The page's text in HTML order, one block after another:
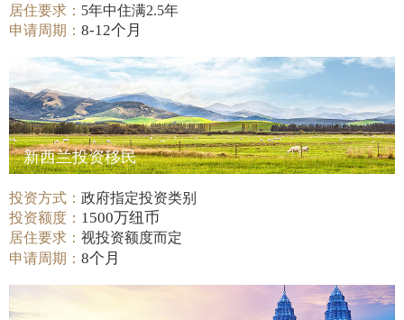
居住要求： 5年中住满2.5年
申请周期：8-12个月
新西兰投资移民
投资方式：政府指定投资类别
投资额度： 1500万纽币
居住要求：视投资额度而定
申请周期：8个月